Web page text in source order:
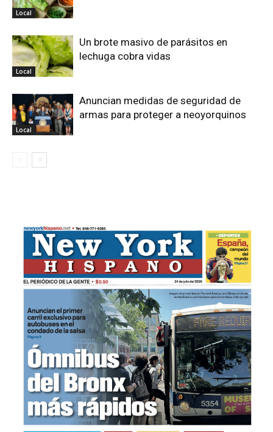
Local
Local
Un brote masivo de parásitos en
lechuga cobra vidas
Local
Anuncian medidas de seguridad de
armas para proteger a neoyorquinos